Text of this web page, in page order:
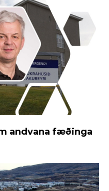
andvana fæðinga